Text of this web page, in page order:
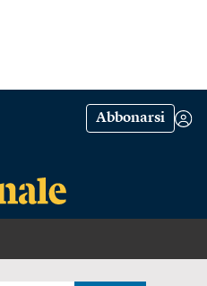
Abbonarsi